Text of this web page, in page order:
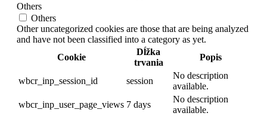
Others
Others
Other uncategorized cookies are those that are being analyzed
and have not been classified into a category as yet.
Cookie
Dĺžka
trvania
Popis
wbcr_inp_session_id session
No description
available.
wbcr_inp_user_page_views 7 days
No description
available.